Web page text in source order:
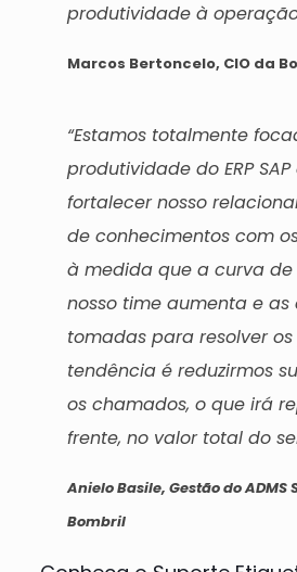
produtividade à
Marcos Bertoncelo, CIO da
“Estamos totalmente
produtividade do ERP
fortalecer nosso
de conhecimentos com
à medida que a curva
nosso time aumenta e as
tomadas para resolver
tendência é reduzirmos
os chamados, o que irá
frente, no valor total do
Anielo Basile, Gestão do ADMS
Bombril